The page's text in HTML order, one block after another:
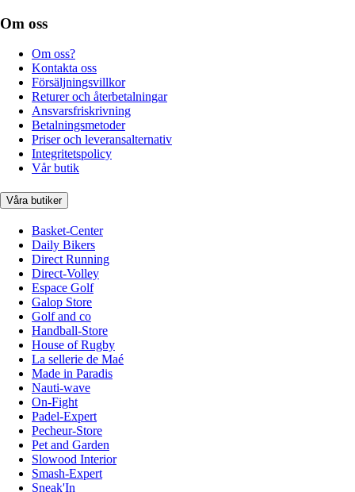
Om oss
Om oss?
Kontakta oss
Försäljningsvillkor
Returer och återbetalningar
Ansvarsfriskrivning
Betalningsmetoder
Priser och leveransalternativ
Integritetspolicy
Vår butik
Våra butiker
Basket-Center
Daily Bikers
Direct Running
Direct-Volley
Espace Golf
Galop Store
Golf and co
Handball-Store
House of Rugby
La sellerie de Maé
Made in Paradis
Nauti-wave
On-Fight
Padel-Expert
Pecheur-Store
Pet and Garden
Slowood Interior
Smash-Expert
Sneak'In